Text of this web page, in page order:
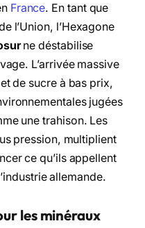
France. En tant que
l’Union, l’Hexagone
ne déstabilise
L’arrivée massive
de sucre à bas prix,
jugées
une trahison. Les
pression, multiplient
ce qu’ils appellent
allemande.
les minéraux